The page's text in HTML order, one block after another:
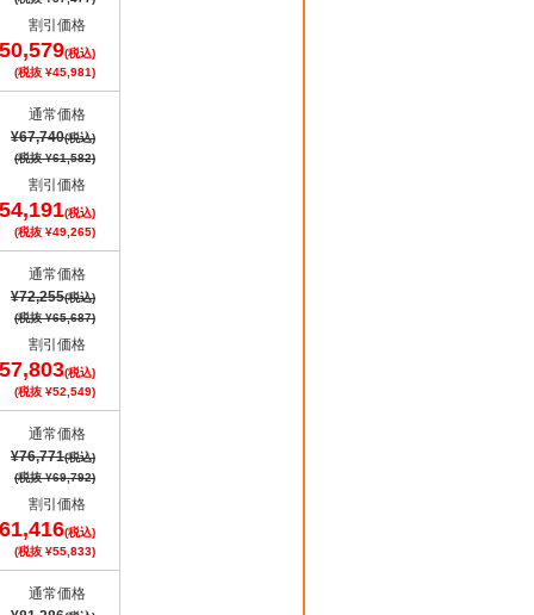
割引価格
(税込)
(税抜 ¥45,981)
通常価格
¥67,740(税込)
(税抜 ¥61,582)
割引価格
(税込)
(税抜 ¥49,265)
通常価格
¥72,255(税込)
(税抜 ¥65,687)
割引価格
(税込)
(税抜 ¥52,549)
通常価格
¥76,771(税込)
(税抜 ¥69,792)
割引価格
(税込)
(税抜 ¥55,833)
通常価格